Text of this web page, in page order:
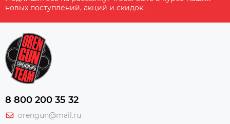
новых поступлений, акций и скидок.
8 800 200 35 32
orengun@mail.ru